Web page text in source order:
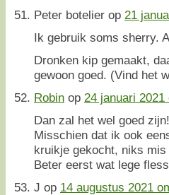
Peter botelier op 21
Ik gebruik soms sherry.
Dronken kip gemaakt,
gewoon goed. (Vind het
Robin op 24 januari 2021
Dan zal het wel goed zijn!
Misschien dat ik ook
kruikje gekocht, niks
Beter eerst wat lege
J op 14 augustus 2021